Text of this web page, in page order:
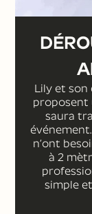
Lily et son
proposent
saura
n’ont
à 2
simple